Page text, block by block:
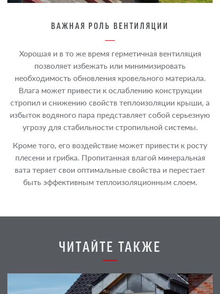
ВАЖНАЯ РОЛЬ ВЕНТИЛЯЦИИ
Хорошая и в то же время герметичная вентиляция
позволяет избежать или минимизировать
необходимость обновления кровельного материала.
Влага может привести к ослаблению конструкции
стропил и снижению свойств теплоизоляции крыши, а
избыток водяного пара представляет собой серьезную
угрозу для стабильности стропильной системы.
Кроме того, его воздействие может привести к росту
плесени и грибка. Пропитанная влагой минеральная
вата теряет свои оптимальные свойства и перестает
быть эффективным теплоизоляционным слоем.
ЧИТАЙТЕ ТАКЖЕ